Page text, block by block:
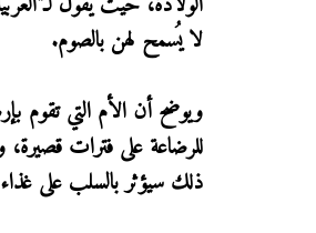
لا يُسمح لهن بالصوم.
ويوضح أن الأم التي تقوم
للرضاعة على فترات قصيرة،
ذلك سيؤثر بالسلب على